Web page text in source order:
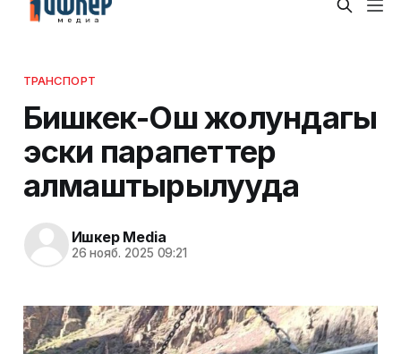
ТРАНСПОРТ
Бишкек-Ош жолундагы
эски парапеттер
алмаштырылууда
Ишкер Media
26 нояб. 2025 09:21